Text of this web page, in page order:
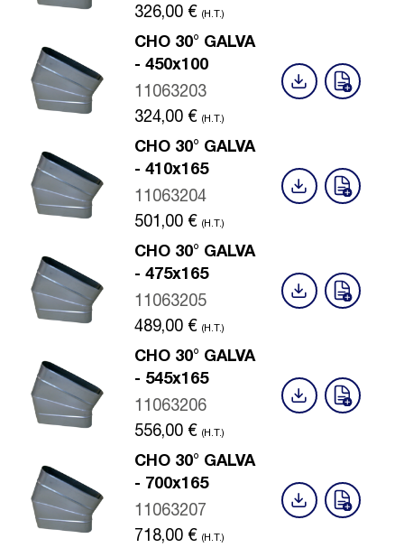
326,00 € (H.T.)
CHO 30° GALVA
- 450x100
11063203
324,00 € (H.T.)
CHO 30° GALVA
- 410x165
11063204
501,00 € (H.T.)
CHO 30° GALVA
- 475x165
11063205
489,00 € (H.T.)
CHO 30° GALVA
- 545x165
11063206
556,00 € (H.T.)
CHO 30° GALVA
- 700x165
11063207
718,00 € (H.T.)